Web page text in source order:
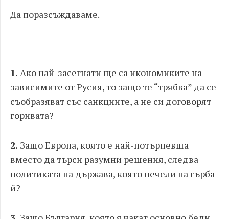
Да поразсъждаваме.
1. Ако най-засегнати ще са икономиките на
зависимите от Русия, то защо те “трябва” да се
съобразяват със санкциите, а не си договорят
горивата?
2. Защо Европа, която е най-потърпевша
вместо да търси разумни решения, следва
политиката на държава, която печели на гърба
й?